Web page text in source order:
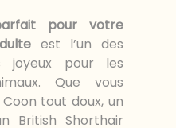
pour votre
est l’un des
joyeux pour les
Que vous
tout doux, un
British Shorthair